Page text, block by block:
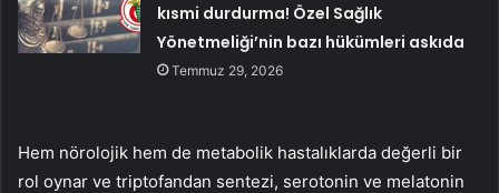
kısmi durdurma! Özel Sağlık
Yönetmeliği’nin bazı hükümleri askıda
Temmuz 29, 2026
Hem nörolojik hem de metabolik hastalıklarda değerli bir
rol oynar ve triptofandan sentezi, serotonin ve melatonin